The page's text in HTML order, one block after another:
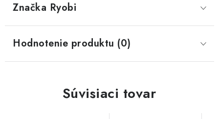
Značka Ryobi
Hodnotenie produktu (0)
Súvisiaci tovar